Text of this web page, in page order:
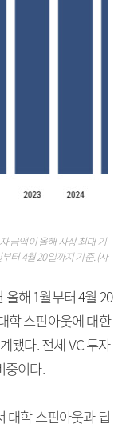
금액이 올해 사상 최대 기
터 4월 20일까지 기준. (사
해 1월부터 4월 20
학 스핀아웃에 대한
됐다. 전체 VC 투자
중이다.
대학 스핀아웃과 딥